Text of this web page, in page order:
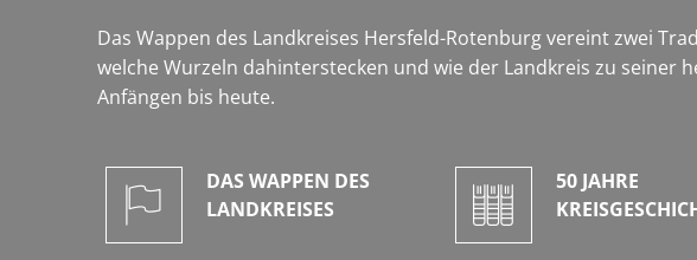
Das Wappen des Landkreises Hersfeld-Rotenburg vereint zwei
welche Wurzeln dahinterstecken und wie der Landkreis zu seiner
Anfängen bis heute.
DAS WAPPEN DES
LANDKREISES
50 JAHRE